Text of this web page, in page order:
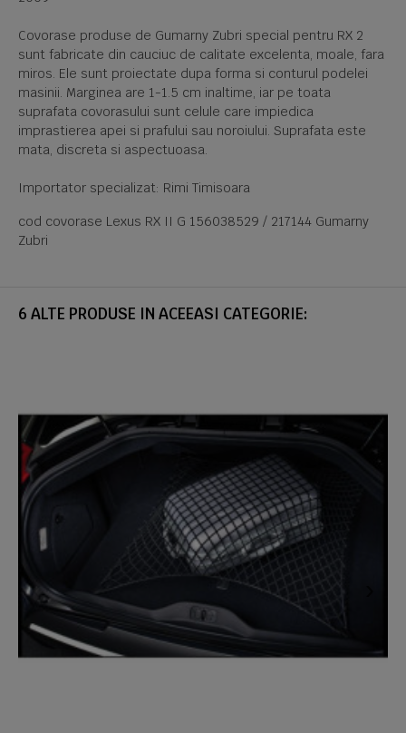
Covorase produse de Gumarny Zubri special pentru RX 2
sunt fabricate din cauciuc de calitate excelenta, moale, fara
miros. Ele sunt proiectate dupa forma si conturul podelei
masinii. Marginea are 1-1.5 cm inaltime, iar pe toata
suprafata covorasului sunt celule care impiedica
imprastierea apei si prafului sau noroiului. Suprafata este
mata, discreta si aspectuoasa.
Importator specializat: Rimi Timisoara
cod covorase Lexus RX II G 156038529 / 217144 Gumarny
Zubri
6 ALTE PRODUSE IN ACEEASI CATEGORIE: